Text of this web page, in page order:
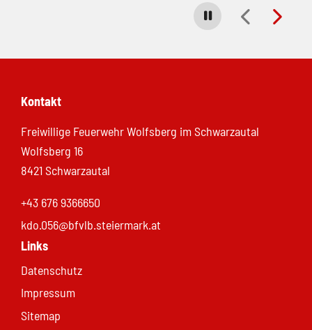
Carousel stoppen
Kontakt
Freiwillige Feuerwehr Wolfsberg im Schwarzautal
Wolfsberg 16
8421 Schwarzautal
+43 676 9366650
kdo.056@bfvlb.steiermark.at
Links
Datenschutz
Impressum
Sitemap